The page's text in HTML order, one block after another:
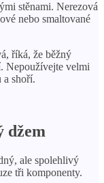
stěnami. Nerezová
nebo smaltované
říká, že běžný
Nepoužívejte velmi
a shoří.
džem
ale spolehlivý
tři komponenty.